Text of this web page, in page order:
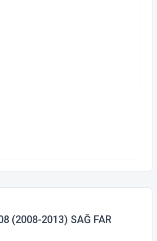
(2008-2013) SAĞ FAR